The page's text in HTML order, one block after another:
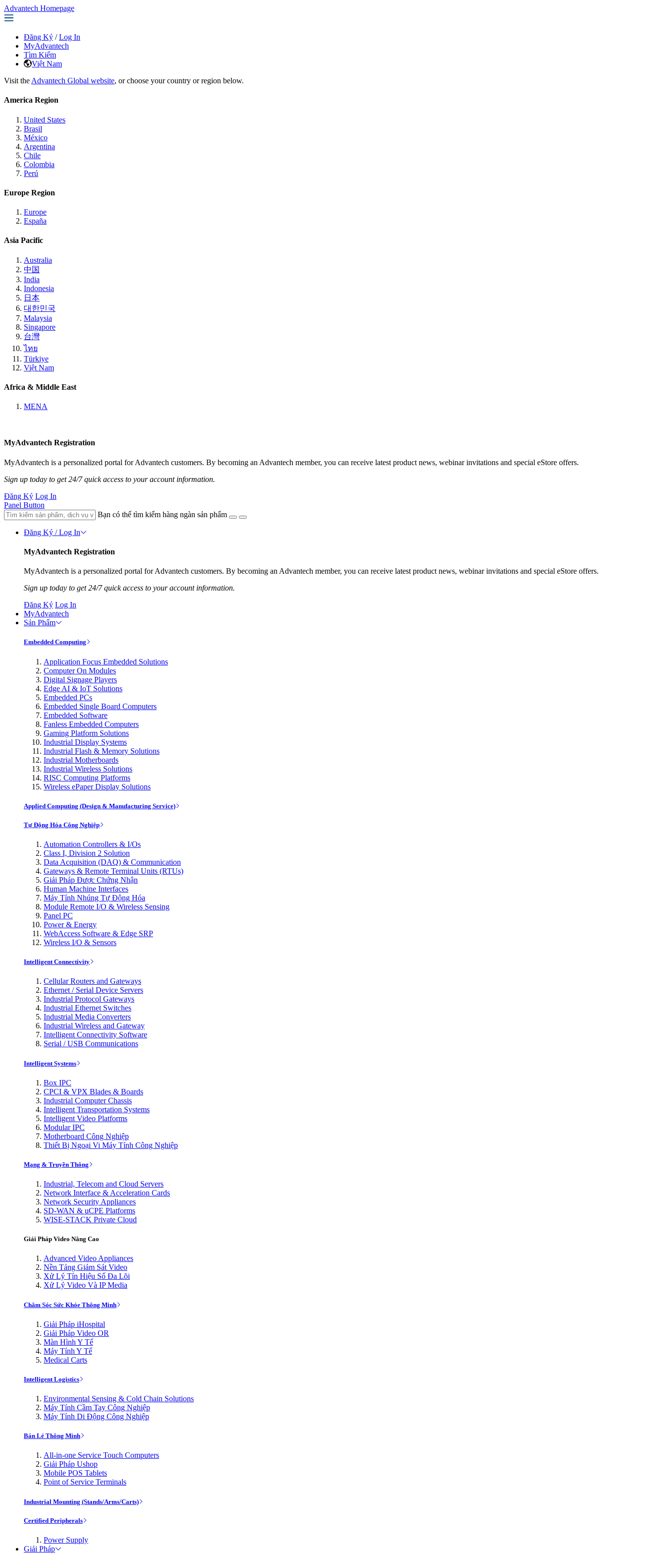
Advantech Homepage
Đăng Ký / Log In
MyAdvantech
Tìm Kiếm
Việt Nam
Visit the Advantech Global website, or choose your country or region below.
America Region
United States
Brasil
México
Argentina
Chile
Colombia
Perú
Europe Region
Europe
España
Asia Pacific
Australia
中国
India
Indonesia
日本
대한민국
Malaysia
Singapore
台灣
ไทย
Türkiye
Việt Nam
Africa & Middle East
MENA
MyAdvantech Registration
MyAdvantech is a personalized portal for Advantech customers. By becoming an Advantech member, you can receive latest product news, webinar invitations and special eStore offers.
Sign up today to get 24/7 quick access to your account information.
Đăng Ký Log In
Panel Button
Bạn có thể tìm kiếm hàng ngàn sản phẩm
Đăng Ký / Log In
MyAdvantech Registration
MyAdvantech is a personalized portal for Advantech customers. By becoming an Advantech member, you can receive latest product news, webinar invitations and special eStore offers.
Sign up today to get 24/7 quick access to your account information.
Đăng Ký Log In
MyAdvantech
Sản Phẩm
Embedded Computing
Application Focus Embedded Solutions
Computer On Modules
Digital Signage Players
Edge AI & IoT Solutions
Embedded PCs
Embedded Single Board Computers
Embedded Software
Fanless Embedded Computers
Gaming Platform Solutions
Industrial Display Systems
Industrial Flash & Memory Solutions
Industrial Motherboards
Industrial Wireless Solutions
RISC Computing Platforms
Wireless ePaper Display Solutions
Applied Computing (Design & Manufacturing Service)
Tự Động Hóa Công Nghiệp
Automation Controllers & I/Os
Class I, Division 2 Solution
Data Acquisition (DAQ) & Communication
Gateways & Remote Terminal Units (RTUs)
Giải Pháp Được Chứng Nhận
Human Machine Interfaces
Máy Tính Nhúng Tự Động Hóa
Module Remote I/O & Wireless Sensing
Panel PC
Power & Energy
WebAccess Software & Edge SRP
Wireless I/O & Sensors
Intelligent Connectivity
Cellular Routers and Gateways
Ethernet / Serial Device Servers
Industrial Protocol Gateways
Industrial Ethernet Switches
Industrial Media Converters
Industrial Wireless and Gateway
Intelligent Connectivity Software
Serial / USB Communications
Intelligent Systems
Box IPC
CPCI & VPX Blades & Boards
Industrial Computer Chassis
Intelligent Transportation Systems
Intelligent Video Platforms
Modular IPC
Motherboard Công Nghiệp
Thiết Bị Ngoại Vi Máy Tính Công Nghiệp
Mạng & Truyền Thông
Industrial, Telecom and Cloud Servers
Network Interface & Acceleration Cards
Network Security Appliances
SD-WAN & uCPE Platforms
WISE-STACK Private Cloud
Giải Pháp Video Nâng Cao
Advanced Video Appliances
Nền Tảng Giám Sát Video
Xử Lý Tín Hiệu Số Đa Lõi
Xử Lý Video Và IP Media
Chăm Sóc Sức Khỏe Thông Minh
Giải Pháp iHospital
Giải Pháp Video OR
Màn Hình Y Tế
Máy Tính Y Tế
Medical Carts
Intelligent Logistics
Environmental Sensing & Cold Chain Solutions
Máy Tính Cầm Tay Công Nghiệp
Máy Tính Di Động Công Nghiệp
Bán Lẻ Thông Minh
All-in-one Service Touch Computers
Giải Pháp Ushop
Mobile POS Tablets
Point of Service Terminals
Industrial Mounting (Stands/Arms/Carts)
Certified Peripherals
Power Supply
Giải Pháp